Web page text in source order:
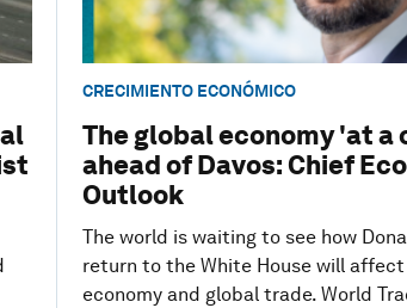
CRECIMIENTO ECONÓMICO
The global economy 'at a
ahead of Davos: Chief
Outlook
The world is waiting to see how
return to the White House will
economy and global trade. World